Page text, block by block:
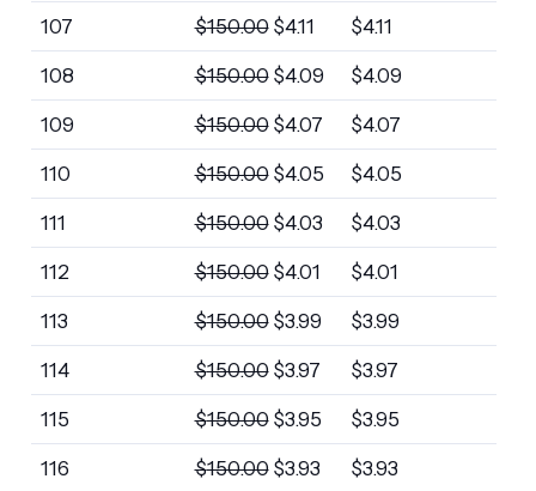
107 $150.00 $4.11 $4.11
108 $150.00 $4.09 $4.09
109 $150.00 $4.07 $4.07
110 $150.00 $4.05 $4.05
111 $150.00 $4.03 $4.03
112 $150.00 $4.01 $4.01
113 $150.00 $3.99 $3.99
114 $150.00 $3.97 $3.97
115 $150.00 $3.95 $3.95
116 $150.00 $3.93 $3.93